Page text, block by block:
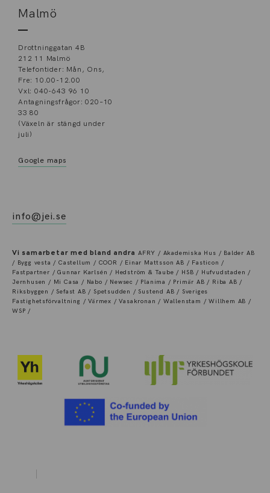
Malmö
Drottninggatan 4B
212 11 Malmö
Telefontider: Mån, Ons,
Fre: 10.00-12.00
Vxl: 040-643 96 10
Antagningsfrågor: 020–10
33 80
(Växeln är stängd under
juli)
Google maps
info@jei.se
Vi samarbetar med bland andra AFRY / Akademiska Hus / Balder AB
/ Bygg vesta / Castellum / COOR / Einar Mattsson AB / Fasticon /
Fastpartner / Gunnar Karlsén / Hedström & Taube / HSB / Hufvudstaden /
Jernhusen / Mi Casa / Nabo / Newsec / Planima / Primär AB / Riba AB /
Riksbyggen / Sefast AB / Spetsudden / Sustend AB / Sveriges
Fastighetsförvaltning / Värmex / Vasakronan / Wallenstam / Willhem AB /
WSP /